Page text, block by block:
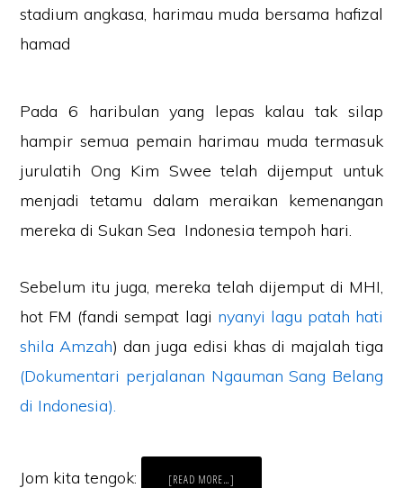
Pada 6 haribulan yang lepas kalau tak silap
hampir semua pemain harimau muda termasuk
jurulatih Ong Kim Swee telah dijemput untuk
menjadi tetamu dalam meraikan kemenangan
mereka di Sukan Sea Indonesia tempoh hari.
Sebelum itu juga, mereka telah dijemput di MHI,
hot FM (fandi sempat lagi nyanyi lagu patah hati
shila Amzah) dan juga edisi khas di majalah tiga
(Dokumentari perjalanan Ngauman Sang Belang
di Indonesia).
Jom kita tengok: [READ MORE…]